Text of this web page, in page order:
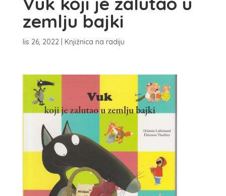
zemlju bajki
lis 26, 2022| Knjižnica na radiju